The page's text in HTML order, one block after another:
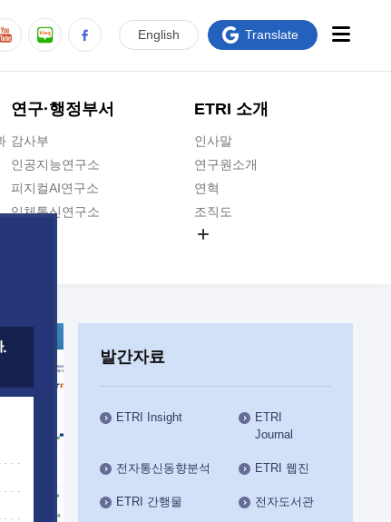
연구·행정부서
감사부
인공지능연구소
피지컬AI연구소
입체통신연구소
인공지능안전연구소
우주항공반도체전략연구단
대경권연구본부
호남권연구본부
기획본부
사업화본부
행정본부
대외협력부
ETRI 소개
인사말
연구원소개
연혁
조직도
ETRI CI
English Translate
발간자료
ETRI Insight
ETRI
Journal
전자통신동향분석 ETRI 웹진
ETRI 간행물 전자도서관